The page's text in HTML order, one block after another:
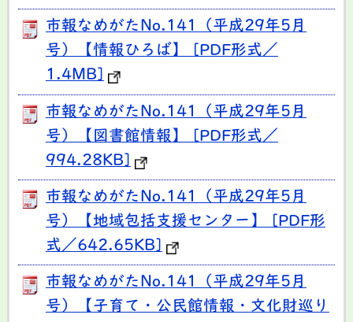
市報なめがたNo.141（平成29年5月
号）【情報ひろば】 [PDF形式／
1.4MB]
市報なめがたNo.141（平成29年5月
号）【図書館情報】 [PDF形式／
994.28KB]
市報なめがたNo.141（平成29年5月
号）【地域包括支援センター】 [PDF形
式／642.65KB]
市報なめがたNo.141（平成29年5月
号）【子育て・公民館情報・文化財巡り